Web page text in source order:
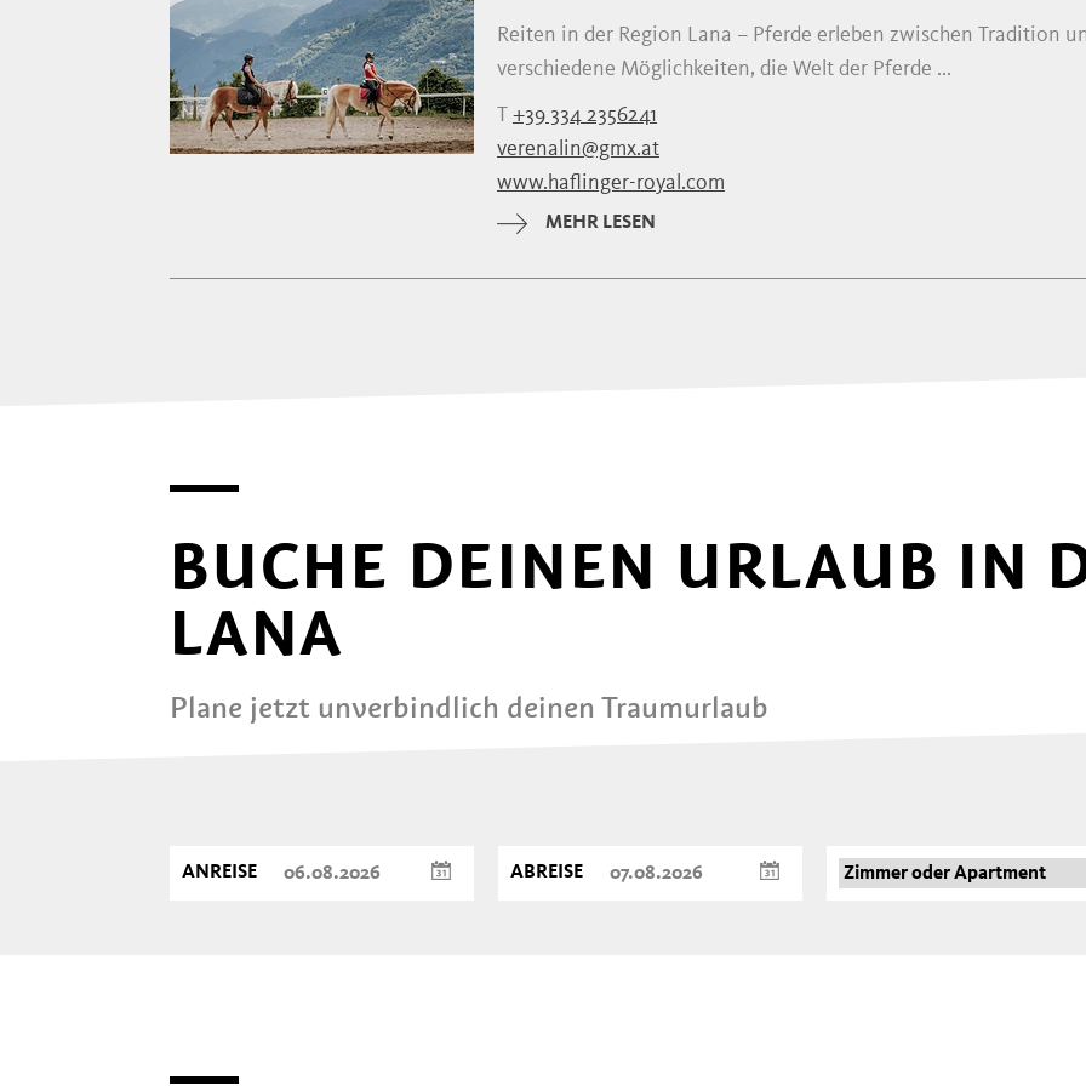
Reiten in der Region Lana – Pferde erleben zwischen Tradition
verschiedene Möglichkeiten, die Welt der Pferde ...
T +39 334 2356241
verenalin@gmx.at
www.haflinger-royal.com
MEHR LESEN
BUCHE DEINEN URLAUB IN
LANA
Plane jetzt unverbindlich deinen Traumurlaub
ANREISE ABREISE